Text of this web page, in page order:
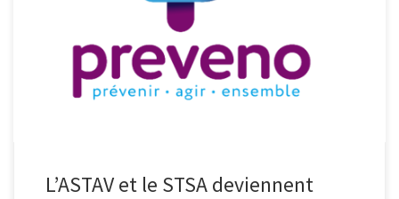
place à preveno, le Service de Prévention et de Santé au Travail
des 9 500 entreprises et des 115 000 salariés du Hainaut. À cette
occasion, découvrez en vidéo la nouvelle identité graphique de
preveno qui a été […]
L’ASTAV et le STSA deviennent